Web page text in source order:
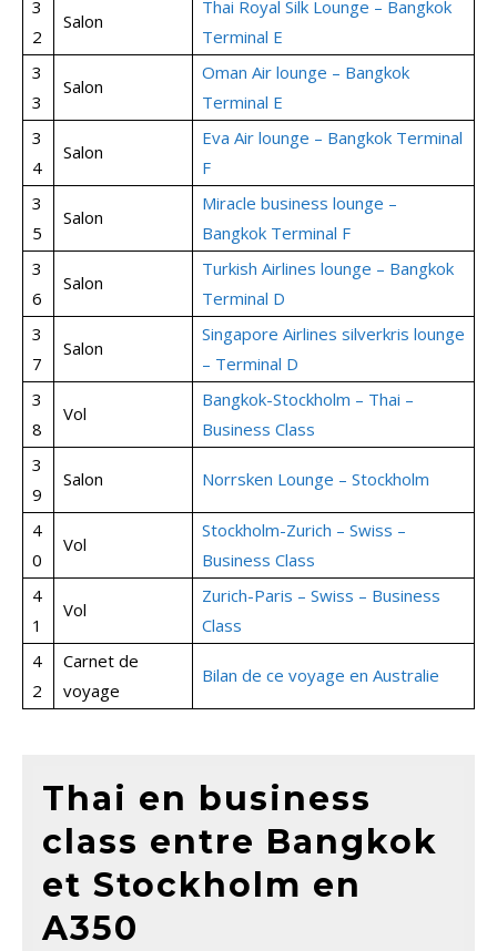
3
2
Salon
Thai Royal Silk Lounge – Bangkok
Terminal E
3
3
Salon
Oman Air lounge – Bangkok
Terminal E
3
4
Salon
Eva Air lounge – Bangkok Terminal
F
3
5
Salon
Miracle business lounge –
Bangkok Terminal F
3
6
Salon
Turkish Airlines lounge – Bangkok
Terminal D
3
7
Salon
Singapore Airlines silverkris lounge
– Terminal D
3
8
Vol
Bangkok-Stockholm – Thai –
Business Class
3
9
Salon Norrsken Lounge – Stockholm
4
0
Vol
Stockholm-Zurich – Swiss –
Business Class
4
1
Vol
Zurich-Paris – Swiss – Business
Class
4
2
Carnet de
voyage
Bilan de ce voyage en Australie
Thai en business
class entre Bangkok
et Stockholm en
A350